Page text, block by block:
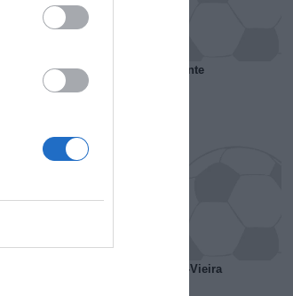
Francia, il Marsiglia senza presidente
A gennaio ipotesi scambio Davids-Vieira